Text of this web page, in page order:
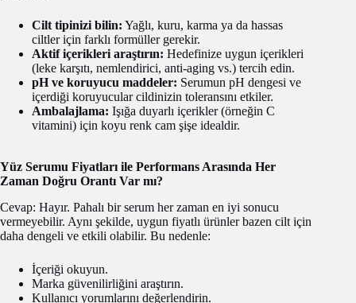
Cilt tipinizi bilin: Yağlı, kuru, karma ya da hassas
ciltler için farklı formüller gerekir.
Aktif içerikleri araştırın: Hedefinize uygun içerikleri
(leke karşıtı, nemlendirici, anti-aging vs.) tercih edin.
pH ve koruyucu maddeler: Serumun pH dengesi ve
içerdiği koruyucular cildinizin toleransını etkiler.
Ambalajlama: Işığa duyarlı içerikler (örneğin C
vitamini) için koyu renk cam şişe idealdir.
Yüz Serumu Fiyatları ile Performans Arasında Her
Zaman Doğru Orantı Var mı?
Cevap: Hayır. Pahalı bir serum her zaman en iyi sonucu
vermeyebilir. Aynı şekilde, uygun fiyatlı ürünler bazen cilt için
daha dengeli ve etkili olabilir. Bu nedenle:
İçeriği okuyun.
Marka güvenilirliğini araştırın.
Kullanıcı yorumlarını değerlendirin.